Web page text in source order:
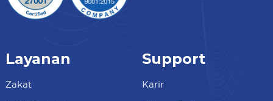
Layanan
Zakat
Support
Karir